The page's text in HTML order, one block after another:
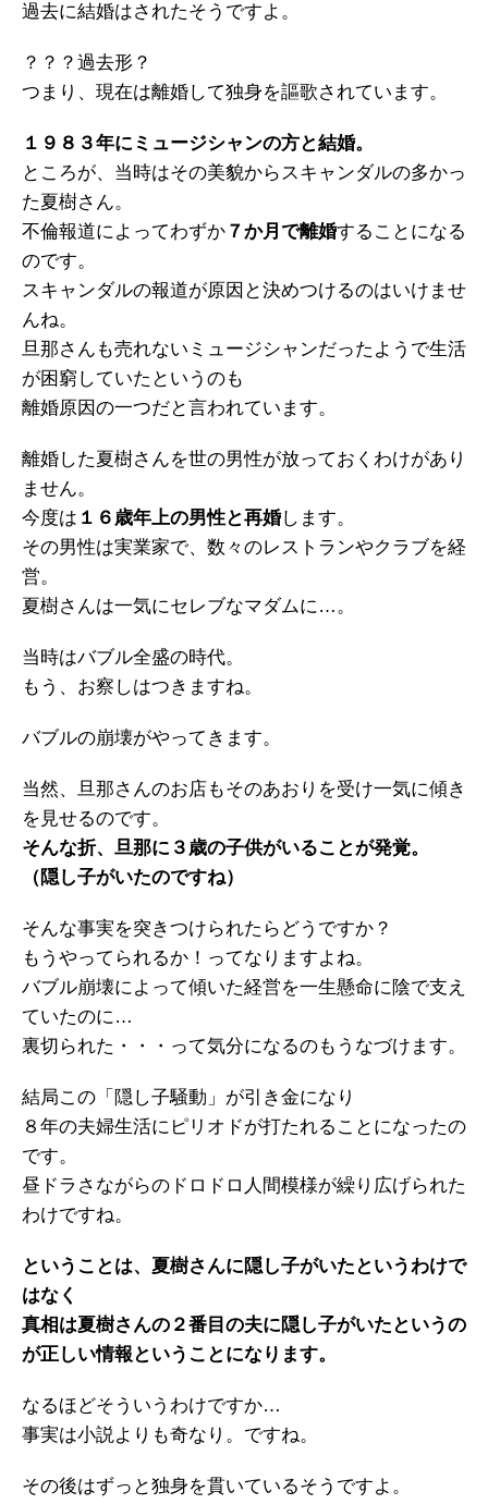
過去に結婚はされたそうですよ。
？？？過去形？
つまり、現在は離婚して独身を謳歌されています。
１９８３年にミュージシャンの方と結婚。
ところが、当時はその美貌からスキャンダルの多かっ
た夏樹さん。
不倫報道によってわずか ７か月で離婚することになる
のです。
スキャンダルの報道が原因と決めつけるのはいけませ
んね。
旦那さんも売れないミュージシャンだったようで生活
が困窮していたというのも
離婚原因の一つだと言われています。
離婚した夏樹さんを世の男性が放っておくわけがあり
ません。
今度は １６歳年上の男性と再婚します。
その男性は実業家で、数々のレストランやクラブを経
営。
夏樹さんは一気にセレブなマダムに…。
当時はバブル全盛の時代。
もう、お察しはつきますね。
バブルの崩壊がやってきます。
当然、旦那さんのお店もそのあおりを受け一気に傾き
を見せるのです。
そんな折、旦那に３歳の子供がいることが発覚。
（隠し子がいたのですね）
そんな事実を突きつけられたらどうですか？
もうやってられるか！ってなりますよね。
バブル崩壊によって傾いた経営を一生懸命に陰で支え
ていたのに…
裏切られた・・・って気分になるのもうなづけます。
結局この「隠し子騒動」が引き金になり
８年の夫婦生活にピリオドが打たれることになったの
です。
昼ドラさながらのドロドロ人間模様が繰り広げられた
わけですね。
ということは、夏樹さんに隠し子がいたというわけで
はなく
真相は夏樹さんの２番目の夫に隠し子がいたというの
が正しい情報ということになります。
なるほどそういうわけですか…
事実は小説よりも奇なり。ですね。
その後はずっと独身を貫いているそうですよ。